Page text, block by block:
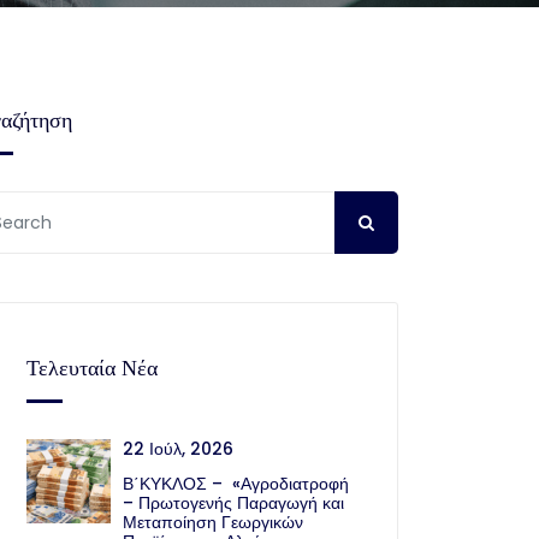
Τελευταία Νέα
22 Ιούλ, 2026
Β΄ΚΥΚΛΟΣ – «Αγροδιατροφή
– Πρωτογενής Παραγωγή και
Μεταποίηση Γεωργικών